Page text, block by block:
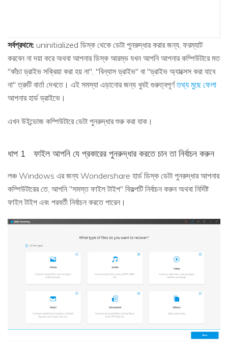
সর্বপ্রথমে: uninitialized ডিস্ক থেকে ডেটা পুনরুদ্ধার করার জন্য, ফরম্যাট
করবেন না দয়া করে অথবা আপনার ডিস্ক আরম্ভ যখন আপনি আপনার কম্পিউটারে মত
"কাঁচা ড্রাইভ সক্রিয়া করা হয় না", "বিন্যাস ড্রাইভ" বা "ড্রাইভ অ্যাক্সেস করা যাবে
না" ত্রুটি বার্তা দেখতে। এই সমস্যা এড়ানোর জন্য খুবই গুরুত্বপূর্ণতথ্য মুছে ফেলা
আপনার হার্ড ড্রাইভে।
এখন উইন্ডোজ কম্পিউটারে ডেটা পুনরুদ্ধার শুরু করা যাক।
ধাপ 1 ফাইল আপনি যে প্রকারের পুনরুদ্ধার করতে চান তা নির্বাচন করুন
লঞ্চ Windows এর জন্য Wondershare হার্ড ডিস্ক ডেটা পুনরুদ্ধার আপনার
কম্পিউটারের তে, আপনি "সমস্ত ফাইল টাইপ" বিকল্পটি নির্বাচন করুন অথবা নির্দিষ্ট
ফাইল টাইপ এবং পরবর্তী নির্বাচন করতে পারেন।